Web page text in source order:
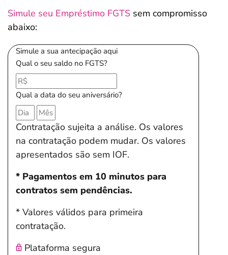
Simule seu Empréstimo FGTS sem compromisso
abaixo:
Simule a sua antecipação aqui
Qual o seu saldo no FGTS?
Qual a data do seu aniversário?
Contratação sujeita a análise. Os valores
na contratação podem mudar. Os valores
apresentados são sem IOF.
* Pagamentos em 10 minutos para
contratos sem pendências.
* Valores válidos para primeira
contratação.
Plataforma segura